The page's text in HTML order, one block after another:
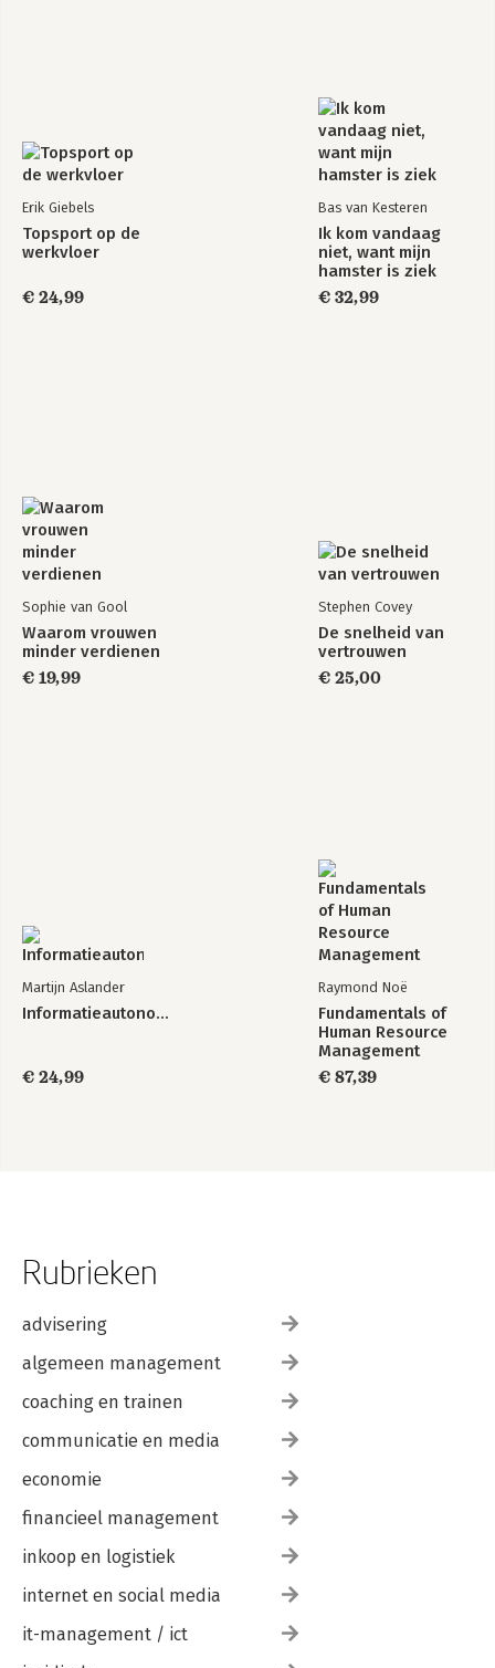
Erik Giebels
Topsport op de
werkvloer
€ 24,99
Bas van Kesteren
Ik kom vandaag
niet, want mijn
hamster is ziek
€ 32,99
Sophie van Gool
Waarom vrouwen
minder verdienen
€ 19,99
Stephen Covey
De snelheid van
vertrouwen
€ 25,00
Martijn Aslander
Informatieautonomie
€ 24,99
Raymond Noë
Fundamentals of
Human Resource
Management
€ 87,39
Rubrieken
advisering
algemeen management
coaching en trainen
communicatie en media
economie
financieel management
inkoop en logistiek
internet en social media
it-management / ict